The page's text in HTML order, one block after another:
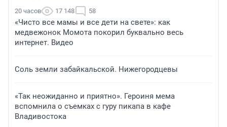
20 часов 17 148 58
«Чисто все мамы и все дети на свете»: как
медвежонок Момота покорил буквально весь
интернет. Видео
Соль земли забайкальской. Нижегородцевы
«Так неожиданно и приятно». Героиня мема
вспомнила о съемках с гуру пикапа в кафе
Владивостока